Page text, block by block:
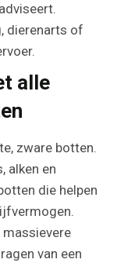
dierenarts of
alle
zware botten.
alken en
die helpen
van een